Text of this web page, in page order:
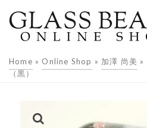
Home » Online Shop » 加澤 尚美 »
（黒）